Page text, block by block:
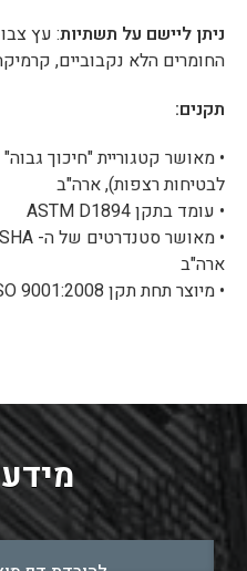
ניתן ליישם על תשתיות: עץ
החומרים הלא נקבוביים,
תקנים:
לבטיחות רצפות), ארה"ב
• עומד בתקן ASTM D1894
ארה"ב
• מיוצר תחת תקן ISO 9001:2008
מידע